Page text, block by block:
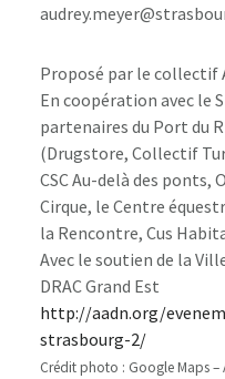
Proposé par le collectif
En coopération avec le
partenaires du Port du
(Drugstore, Collectif
CSC Au-delà des ponts,
Cirque, le Centre
la Rencontre, Cus
Avec le soutien de la
DRAC Grand Est
http://aadn.org/
strasbourg-2/
Crédit photo : Google Maps –